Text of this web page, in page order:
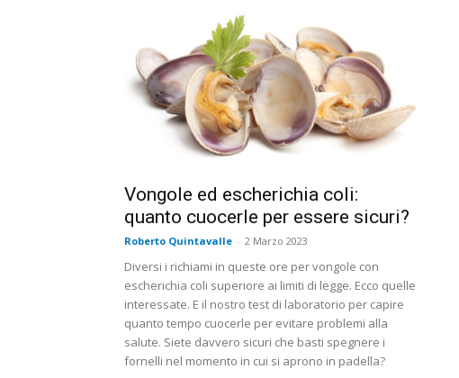
Vongole ed escherichia coli:
quanto cuocerle per essere sicuri?
Roberto Quintavalle - 2 Marzo 2023
Diversi i richiami in queste ore per vongole con
escherichia coli superiore ai limiti di legge. Ecco quelle
interessate. E il nostro test di laboratorio per capire
quanto tempo cuocerle per evitare problemi alla
salute. Siete davvero sicuri che basti spegnere i
fornelli nel momento in cui si aprono in padella?